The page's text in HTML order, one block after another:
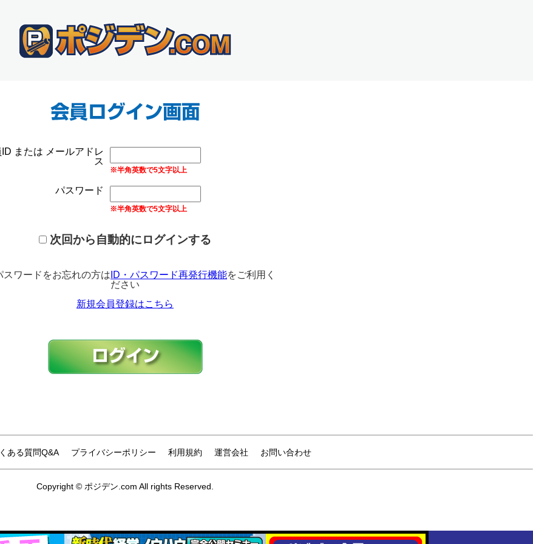
または メールアドレ
ス
※半角英数で5文字以上
パスワード
※半角英数で5文字以上
次回から自動的にログインする
スワードをお忘れの方は ID・パスワード再発行機能をご利用く
ださい
新規会員登録はこちら
ある質問Q&A プライバシーポリシー 利用規約 運営会社 お問い合わせ
Copyright © ポジデン.com All rights Reserved.